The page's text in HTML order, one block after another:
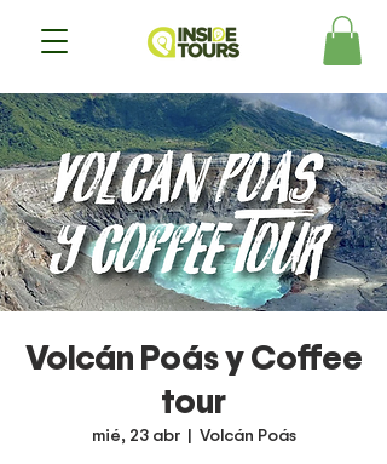
Volcán Poás y Coffee
tour
mié, 23 abr
  |
Volcán Poás